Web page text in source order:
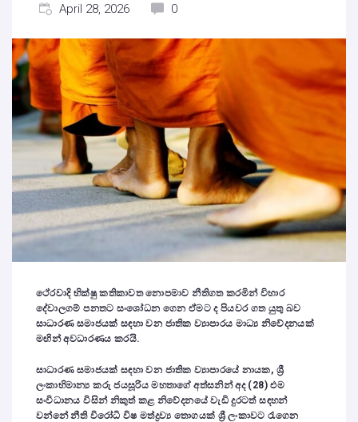
April 28, 2026 0
ථේරවාදි භික්ෂු කතිකාවත නොපමාව නීතිගත කරමින් විහාර
දේවාලගම් පනතට සංශෝධන ගෙන ඒමට ද පියවර ගත යුතු බව
සාධාරණ සමාජයක් සඳහා වන ජාතික ව්‍යාපාරය මාධ්‍ය නිවේදනයක්
මඟින් අවධාරණය කරයි.
සාධාරණ සමාජයක් සඳහා වන ජාතික ව්‍යාපාරයේ නායක, ශ්‍රී
ලංකාභිමාන්‍ය කරු ජයසූරිය මහතාගේ අත්සනින් අද (28) එම
සංවිධානය විසින් නිකුත් කළ නිවේදනයේ වැඩි දුරටත් සඳහන්
වන්නේ නීති විරෝධි විෂ මත්ද්‍රව්‍ය තොගයක් ශ්‍රී ලංකාවට රැගෙන